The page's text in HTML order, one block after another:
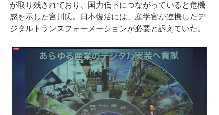
が取り残されており、国力低下につながっていると危機
感を示した宮川氏。日本復活には、産学官が連携したデ
ジタルトランスフォーメーションが必要と訴えていた。